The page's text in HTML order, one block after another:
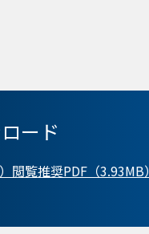
ード
閲覧推奨PDF（3.93MB）
マンス Cookie
ィング Cookie